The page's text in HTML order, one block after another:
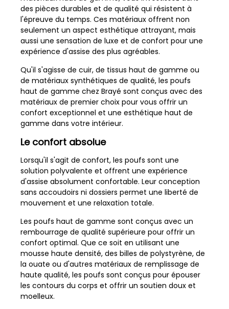
des pièces durables et de qualité qui résistent à
l'épreuve du temps. Ces matériaux offrent non
seulement un aspect esthétique attrayant, mais
aussi une sensation de luxe et de confort pour une
expérience d'assise des plus agréables.
Qu'il s'agisse de cuir, de tissus haut de gamme ou
de matériaux synthétiques de qualité, les poufs
haut de gamme chez Brayé sont conçus avec des
matériaux de premier choix pour vous offrir un
confort exceptionnel et une esthétique haut de
gamme dans votre intérieur.
Le confort absolue
Lorsqu'il s'agit de confort, les poufs sont une
solution polyvalente et offrent une expérience
d'assise absolument confortable. Leur conception
sans accoudoirs ni dossiers permet une liberté de
mouvement et une relaxation totale.
Les poufs haut de gamme sont conçus avec un
rembourrage de qualité supérieure pour offrir un
confort optimal. Que ce soit en utilisant une
mousse haute densité, des billes de polystyrène, de
la ouate ou d'autres matériaux de remplissage de
haute qualité, les poufs sont conçus pour épouser
les contours du corps et offrir un soutien doux et
moelleux.